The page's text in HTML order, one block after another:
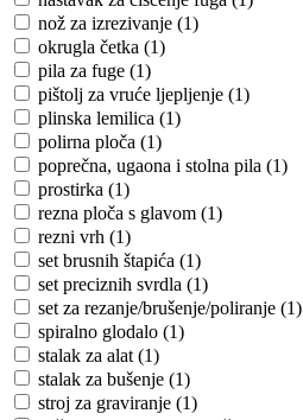
nož za izrezivanje (1)
okrugla četka (1)
pila za fuge (1)
pištolj za vruće ljepljenje (1)
plinska lemilica (1)
polirna ploča (1)
poprečna, ugaona i stolna pila (1)
prostirka (1)
rezna ploča s glavom (1)
rezni vrh (1)
set brusnih štapića (1)
set preciznih svrdla (1)
set za rezanje/brušenje/poliranje (1)
spiralno glodalo (1)
stalak za alat (1)
stalak za bušenje (1)
stroj za graviranje (1)